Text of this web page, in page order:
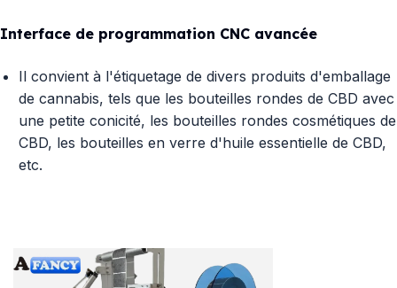
Interface de programmation CNC avancée
Il convient à l'étiquetage de divers produits d'emballage
de cannabis, tels que les bouteilles rondes de CBD avec
une petite conicité, les bouteilles rondes cosmétiques de
CBD, les bouteilles en verre d'huile essentielle de CBD,
etc.